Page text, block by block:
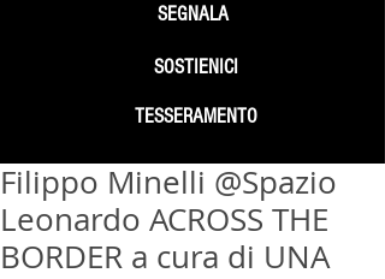
SEGNALA
SOSTIENICI
TESSERAMENTO
Filippo Minelli @Spazio
Leonardo ACROSS THE
BORDER a cura di UNA